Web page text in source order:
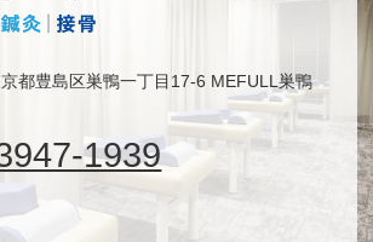
都豊島区巣鴨一丁目17-6 MEFULL巣鴨
1939